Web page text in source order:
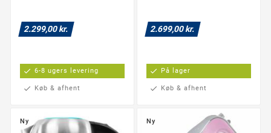
2.299,00 kr.
check 6-8 ugers levering
check Køb & afhent
2.699,00 kr.
check På lager
check Køb & afhent
Ny Ny